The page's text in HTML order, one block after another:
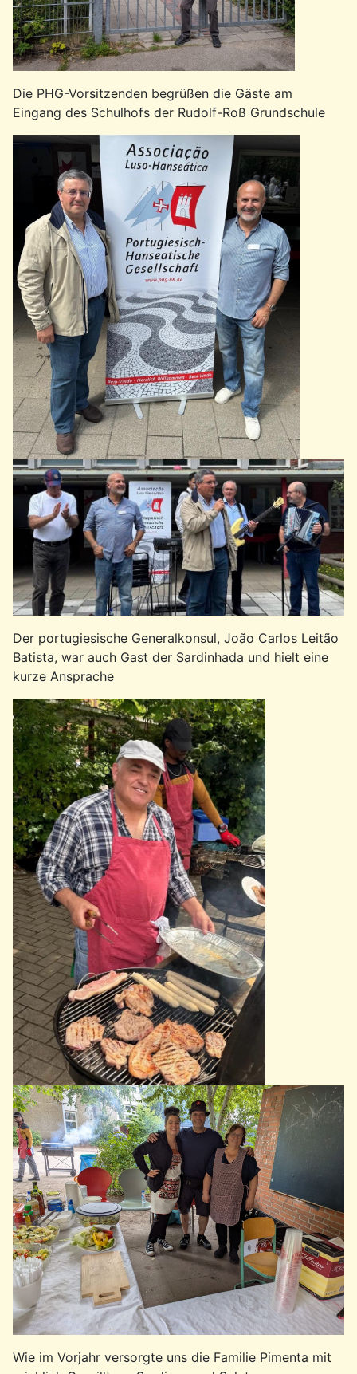
Die PHG-Vorsitzenden begrüßen die Gäste am
Eingang des Schulhofs der Rudolf-Roß Grundschule
Der portugiesische Generalkonsul, João Carlos Leitão
Batista, war auch Gast der Sardinhada und hielt eine
kurze Ansprache
Wie im Vorjahr versorgte uns die Familie Pimenta mit